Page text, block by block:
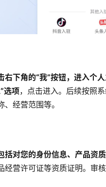
右下角的“我”按钮，进入个
选项，点击进入。后续按照
经营范围等。
括对您的身份信息、产品资
营许可证等资质证明。审